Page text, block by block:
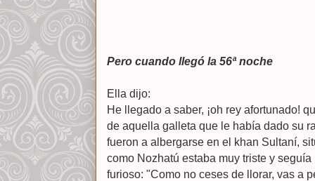
Pero cuando llegó la 56ª noche
Ella dijo:
He llegado a saber, ¡oh rey afortunado!
de aquella galleta que le había dado su
fueron a albergarse en el khan Sultaní,
como Nozhatú estaba muy triste y
furioso: "Como no ceses de llorar, vas a